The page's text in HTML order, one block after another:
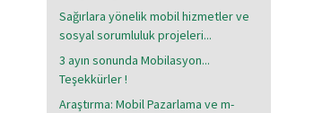
Sağırlara yönelik mobil hizmetler ve
sosyal sorumluluk projeleri...
3 ayın sonunda Mobilasyon...
Teşekkürler !
Araştırma: Mobil Pazarlama ve m-